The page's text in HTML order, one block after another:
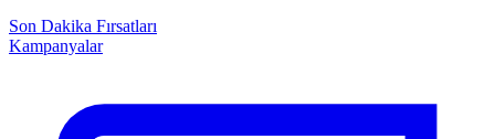
Son Dakika Fırsatları
Kampanyalar